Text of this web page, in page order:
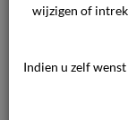
Standpunt
Voor het
commissie
wijzigen of
Indien u zelf